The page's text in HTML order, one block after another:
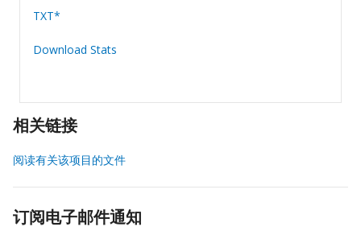
TXT*
Download Stats
相关链接
阅读有关该项目的文件
订阅电子邮件通知